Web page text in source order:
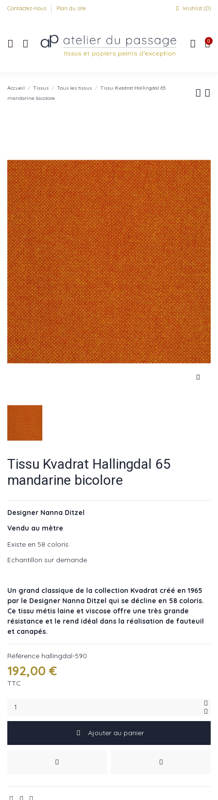
Contactez-nous Plan du site Wishlist (0)
0
Accueil Tissus Tous les tissus
Tissu Kvadrat Hallingdal 65
mandarine bicolore
Tissu Kvadrat Hallingdal 65
mandarine bicolore
Designer Nanna Ditzel
Vendu au mètre
Existe en 58 coloris
Echantillon sur demande
Un grand classique de la collection Kvadrat créé en 1965
par le Designer Nanna Ditzel qui se décline en 58 coloris.
Ce tissu métis laine et viscose offre une très grande
résistance et le rend idéal dans la réalisation de fauteuil
et canapés.
Référence hallingdal-590
192,00 €
TTC
Ajouter au panier